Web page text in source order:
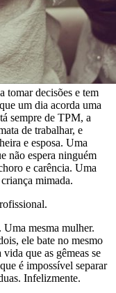
tomar decisões e tem
um dia acorda uma
sempre de TPM, a
de trabalhar, e
e esposa. Uma
não espera ninguém
e carência. Uma
mimada.
Uma mesma mulher.
ele bate no mesmo
que as gêmeas se
é impossível separar
Infelizmente.